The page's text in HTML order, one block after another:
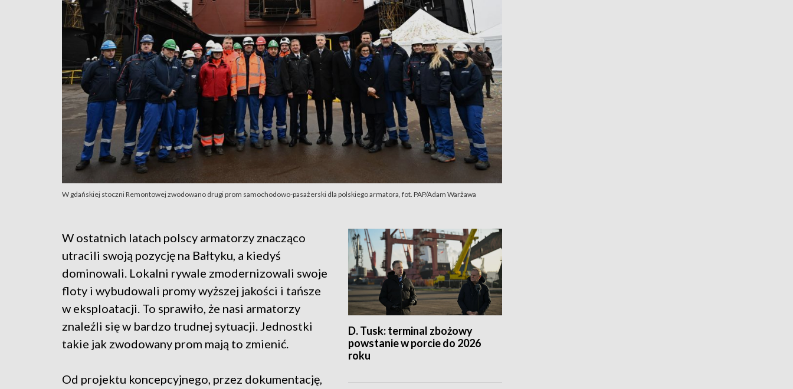
W gdańskiej stoczni Remontowej zwodowano drugi prom samochodowo-pasażerski dla polskiego armatora, fot. PAP/Adam Warżawa
D. Tusk: terminal zbożowy
powstanie w porcie do 2026
roku
W ostatnich latach polscy armatorzy znacząco
utracili swoją pozycję na Bałtyku, a kiedyś
dominowali. Lokalni rywale zmodernizowali swoje
floty i wybudowali promy wyższej jakości i tańsze
w eksploatacji. To sprawiło, że nasi armatorzy
znaleźli się w bardzo trudnej sytuacji. Jednostki
takie jak zwodowany prom mają to zmienić.
Od projektu koncepcyjnego, przez dokumentację,